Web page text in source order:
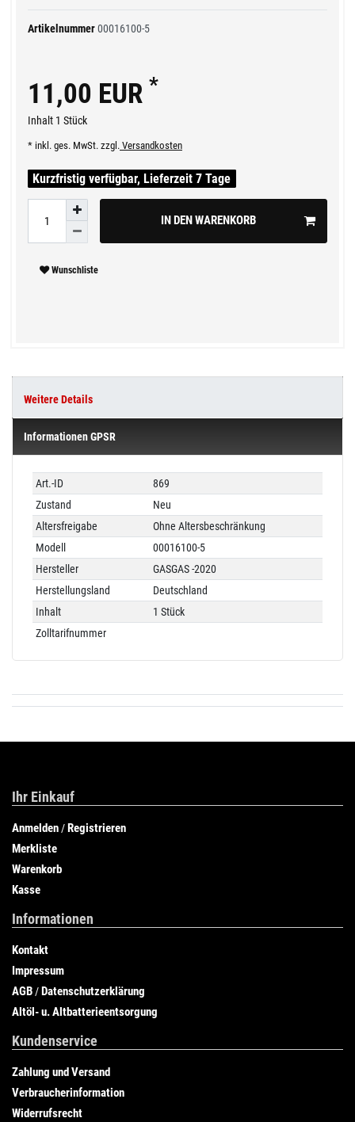
Artikelnummer00016100-5
11,00 EUR *
Inhalt 1 Stück
* inkl. ges. MwSt. zzgl. Versandkosten
Kurzfristig verfügbar, Lieferzeit 7 Tage
IN DEN WARENKORB
Wunschliste
Weitere Details
Informationen GPSR
Technisches
Merkmal
Wert
Art.-ID
869
Zustand
Neu
Altersfreigabe
Ohne Altersbeschränkung
Modell
00016100-5
Hersteller
GASGAS -2020
Herstellungsland
Deutschland
Inhalt
1 Stück
Zolltarifnummer
Ihr Einkauf
Anmelden /Registrieren
Merkliste
Warenkorb
Kasse
Informationen
Kontakt
Impressum
AGB /Datenschutzerklärung
Altöl- u. Altbatterieentsorgung
Kundenservice
Zahlung und Versand
Verbraucherinformation
Widerrufsrecht